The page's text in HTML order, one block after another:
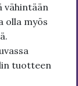
vähintään
olla myös
tuotteen